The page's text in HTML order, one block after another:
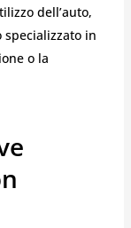
dell’auto,
in
o la